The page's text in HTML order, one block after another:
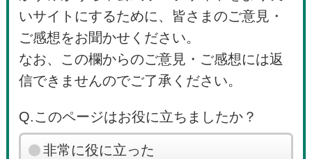
いサイトにするために、皆さまのご意見・
ご感想をお聞かせください。
なお、この欄からのご意見・ご感想には返
信できませんのでご了承ください。
Q.このページはお役に立ちましたか？
非常に役に立った